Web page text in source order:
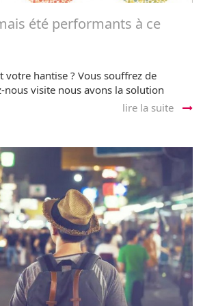
été performants à ce
votre hantise ? Vous souffrez de
nous visite nous avons la solution
lire la suite